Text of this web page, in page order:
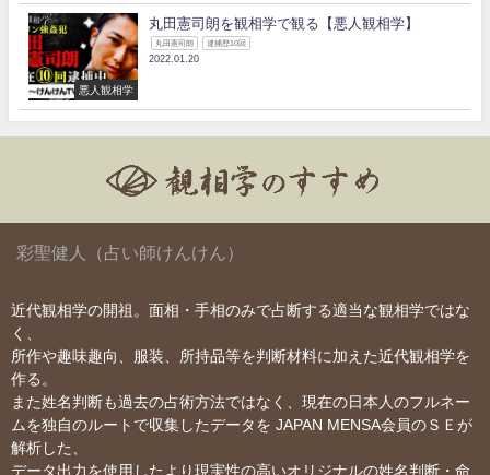
悪人観相学
丸田憲司朗を観相学で観る【悪人観相学】
丸田憲司朗 逮捕歴10回
2022.01.20
彩聖健人（占い師けんけん）
近代観相学の開祖。面相・手相のみで占断する適当な観相学ではな
く、
所作や趣味趣向、服装、所持品等を判断材料に加えた近代観相学を
作る。
また姓名判断も過去の占術方法ではなく、現在の日本人のフルネー
ムを独自のルートで収集したデータを JAPAN MENSA会員のＳＥが
解析した、
データ出力を使用したより現実性の高いオリジナルの姓名判断・命